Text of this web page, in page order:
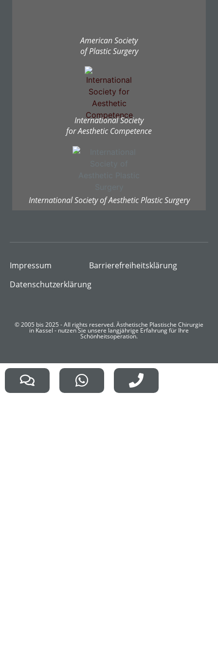
American Society
of Plastic Surgery
International Society
for Aesthetic Competence
International Society of Aesthetic Plastic Surgery
Impressum
Barrierefreiheitsklärung
Datenschutzerklärung
© 2005 bis 2025 - All rights reserved. Ästhetische Plastische Chirurgie
in Kassel - nutzen Sie unsere langjährige Erfahrung für Ihre
Schönheitsoperation.